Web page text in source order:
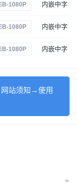
1080P 内嵌中字
1080P 内嵌中字
1080P 内嵌中字
网站须知→使用